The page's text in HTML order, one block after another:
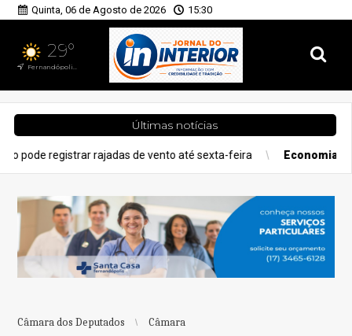
Quinta, 06 de Agosto de 2026 15:30
29°
Fernandópolis, SP
Últimas notícias
rajadas de vento até sexta-feira Economia O risco do
Câmara dos Deputados Câmara